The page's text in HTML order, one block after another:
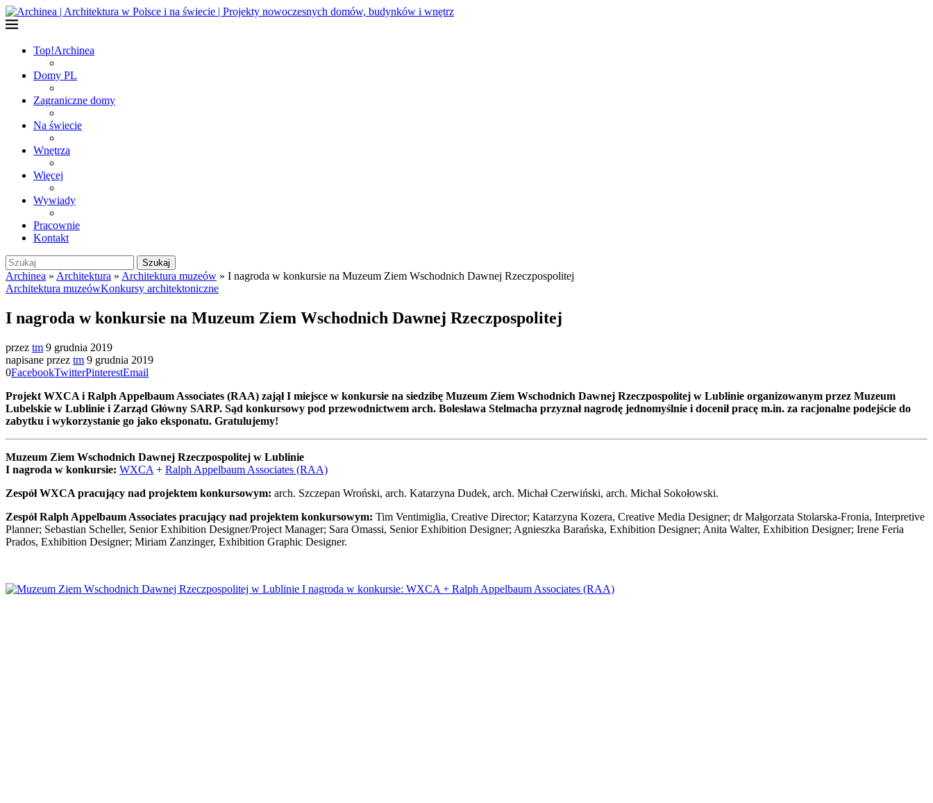
Top!Archinea
Domy PL
Zagraniczne domy
Na świecie
Wnętrza
Więcej
Wywiady
Pracownie
Kontakt
Szukaj
Archinea » Architektura » Architektura muzeów » I nagroda w konkursie na Muzeum Ziem Wschodnich Dawnej Rzeczpospolitej
Architektura muzeówKonkursy architektoniczne
I nagroda w konkursie na Muzeum Ziem Wschodnich Dawnej Rzeczpospolitej
przez tm 9 grudnia 2019
napisane przez tm 9 grudnia 2019
0FacebookTwitterPinterestEmail
Projekt WXCA i Ralph Appelbaum Associates (RAA) zajął I miejsce w konkursie na siedzibę Muzeum Ziem Wschodnich Dawnej Rzeczpospolitej w Lublinie organizowanym przez Muzeum
Lubelskie w Lublinie i Zarząd Główny SARP. Sąd konkursowy pod przewodnictwem arch. Bolesława Stelmacha przyznał nagrodę jednomyślnie i docenił pracę m.in. za racjonalne podejście do
zabytku i wykorzystanie go jako eksponatu. Gratulujemy!
Muzeum Ziem Wschodnich Dawnej Rzeczpospolitej w Lublinie
I nagroda w konkursie: WXCA + Ralph Appelbaum Associates (RAA)
Zespół WXCA pracujący nad projektem konkursowym: arch. Szczepan Wroński, arch. Katarzyna Dudek, arch. Michał Czerwiński, arch. Michał Sokołowski.
Zespół Ralph Appelbaum Associates pracujący nad projektem konkursowym: Tim Ventimiglia, Creative Director; Katarzyna Kozera, Creative Media Designer; dr Małgorzata Stolarska-Fronia, Interpretive
Planner; Sebastian Scheller, Senior Exhibition Designer/Project Manager; Sara Omassi, Senior Exhibition Designer; Agnieszka Barańska, Exhibition Designer; Anita Walter, Exhibition Designer; Irene Feria
Prados, Exhibition Designer; Miriam Zanzinger, Exhibition Graphic Designer.